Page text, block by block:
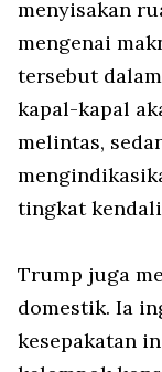
menyisakan
mengenai
tersebut
kapal-kapal
melintas,
tingkat
Trump juga
domestik. Ia
kesepakatan